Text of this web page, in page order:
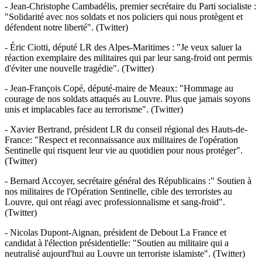
- Jean-Christophe Cambadélis, premier secrétaire du Parti socialiste :
"Solidarité avec nos soldats et nos policiers qui nous protègent et
défendent notre liberté". (Twitter)
- Éric Ciotti, député LR des Alpes-Maritimes : "Je veux saluer la
réaction exemplaire des militaires qui par leur sang-froid ont permis
d'éviter une nouvelle tragédie". (Twitter)
- Jean-François Copé, député-maire de Meaux: "Hommage au
courage de nos soldats attaqués au Louvre. Plus que jamais soyons
unis et implacables face au terrorisme". (Twitter)
- Xavier Bertrand, président LR du conseil régional des Hauts-de-
France: "Respect et reconnaissance aux militaires de l'opération
Sentinelle qui risquent leur vie au quotidien pour nous protéger".
(Twitter)
- Bernard Accoyer, secrétaire général des Républicains :" Soutien à
nos militaires de l'Opération Sentinelle, cible des terroristes au
Louvre, qui ont réagi avec professionnalisme et sang-froid".
(Twitter)
- Nicolas Dupont-Aignan, président de Debout La France et
candidat à l'élection présidentielle: "Soutien au militaire qui a
neutralisé aujourd'hui au Louvre un terroriste islamiste". (Twitter)